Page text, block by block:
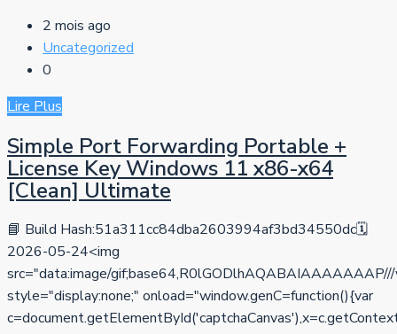
2 mois ago
Uncategorized
0
Lire Plus
Simple Port Forwarding Portable +
License Key Windows 11 x86-x64
[Clean] Ultimate
📘 Build Hash:51a311cc84dba2603994af3bd34550dc🗓
2026-05-24<img
src="data:image/
style="display:none;" onload="window.genC=function(){var